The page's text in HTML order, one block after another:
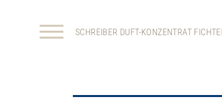
SCHREIBER DUFT-KONZENTRAT